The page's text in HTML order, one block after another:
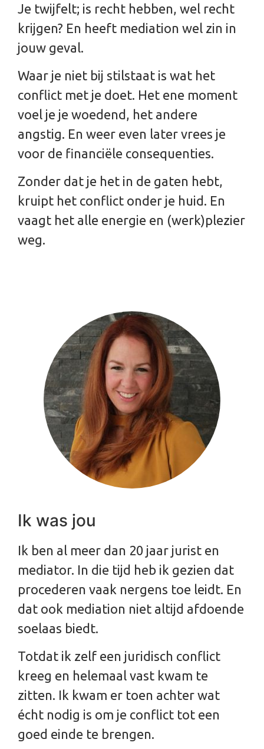
Je twijfelt; is recht hebben, wel recht
krijgen? En heeft mediation wel zin in
jouw geval.
Waar je niet bij stilstaat is wat het
conflict met je doet. Het ene moment
voel je je woedend, het andere
angstig. En weer even later vrees je
voor de financiële consequenties.
Zonder dat je het in de gaten hebt,
kruipt het conflict onder je huid. En
vaagt het alle energie en (werk)plezier
weg.
Ik was jou
Ik ben al meer dan 20 jaar jurist en
mediator. In die tijd heb ik gezien dat
procederen vaak nergens toe leidt. En
dat ook mediation niet altijd afdoende
soelaas biedt.
Totdat ik zelf een juridisch conflict
kreeg en helemaal vast kwam te
zitten. Ik kwam er toen achter wat
écht nodig is om je conflict tot een
goed einde te brengen.